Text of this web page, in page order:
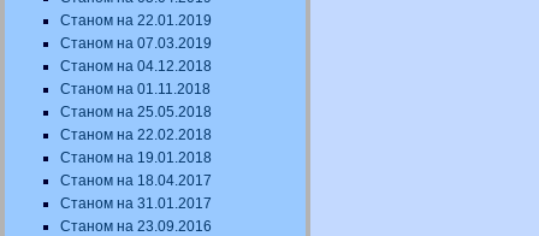
Станом на 22.01.2019
Станом на 07.03.2019
Станом на 04.12.2018
Станом на 01.11.2018
Станом на 25.05.2018
Станом на 22.02.2018
Станом на 19.01.2018
Станом на 18.04.2017
Станом на 31.01.2017
Станом на 23.09.2016